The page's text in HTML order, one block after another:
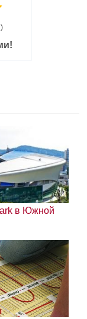
в Южной